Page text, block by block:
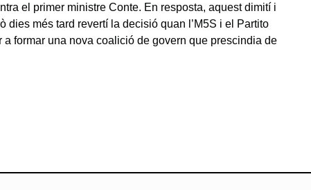
el primer ministre Conte. En resposta, aquest dimití i
dies més tard revertí la decisió quan l’M5S i el Partito
a formar una nova coalició de govern que prescindia de